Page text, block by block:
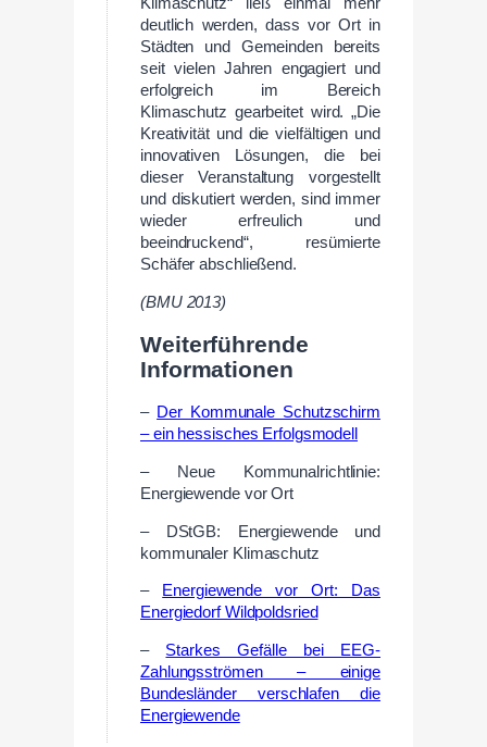
Klimaschutz“ ließ einmal mehr
deutlich werden, dass vor Ort in
Städten und Gemeinden bereits
seit vielen Jahren engagiert und
erfolgreich im Bereich
Klimaschutz gearbeitet wird. „Die
Kreativität und die vielfältigen und
innovativen Lösungen, die bei
dieser Veranstaltung vorgestellt
und diskutiert werden, sind immer
wieder erfreulich und
beeindruckend“, resümierte
Schäfer abschließend.
(BMU 2013)
Weiterführende
Informationen
– Der Kommunale Schutzschirm
– ein hessisches Erfolgsmodell
– Neue Kommunalrichtlinie:
Energiewende vor Ort
– DStGB: Energiewende und
kommunaler Klimaschutz
–
Energiewende vor Ort: Das
Energiedorf Wildpoldsried
– Starkes Gefälle bei EEG-
Zahlungsströmen – einige
Bundesländer verschlafen die
Energiewende